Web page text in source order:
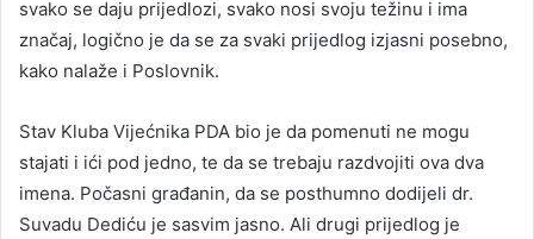
svako se daju prijedlozi, svako nosi svoju težinu i ima
značaj, logično je da se za svaki prijedlog izjasni posebno,
kako nalaže i Poslovnik.
Stav Kluba Vijećnika PDA bio je da pomenuti ne mogu
stajati i ići pod jedno, te da se trebaju razdvojiti ova dva
imena. Počasni građanin, da se posthumno dodijeli dr.
Suvadu Dediću je sasvim jasno. Ali drugi prijedlog je